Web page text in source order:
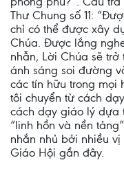
Thư Chung số 11:
chỉ có thể được xây
Chúa. Được lắng
nhẫn, Lời Chúa sẽ
ánh sáng soi đường
các tín hữu trong mọi
tôi chuyển từ cách
cách dạy giáo lý dựa
“linh hồn và nền
nhắn nhủ bởi nhiều
Giáo Hội gần đây.